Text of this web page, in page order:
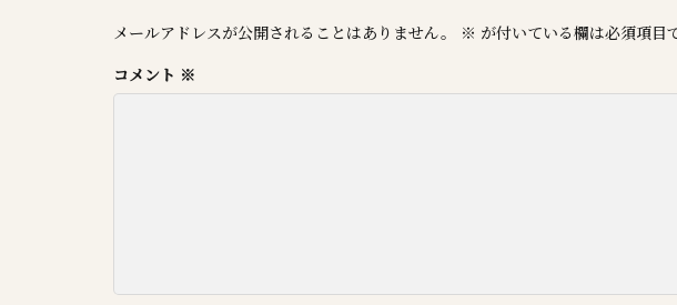
メールアドレスが公開されることはありません。 ※ が付いている欄は必須項目
コメント ※